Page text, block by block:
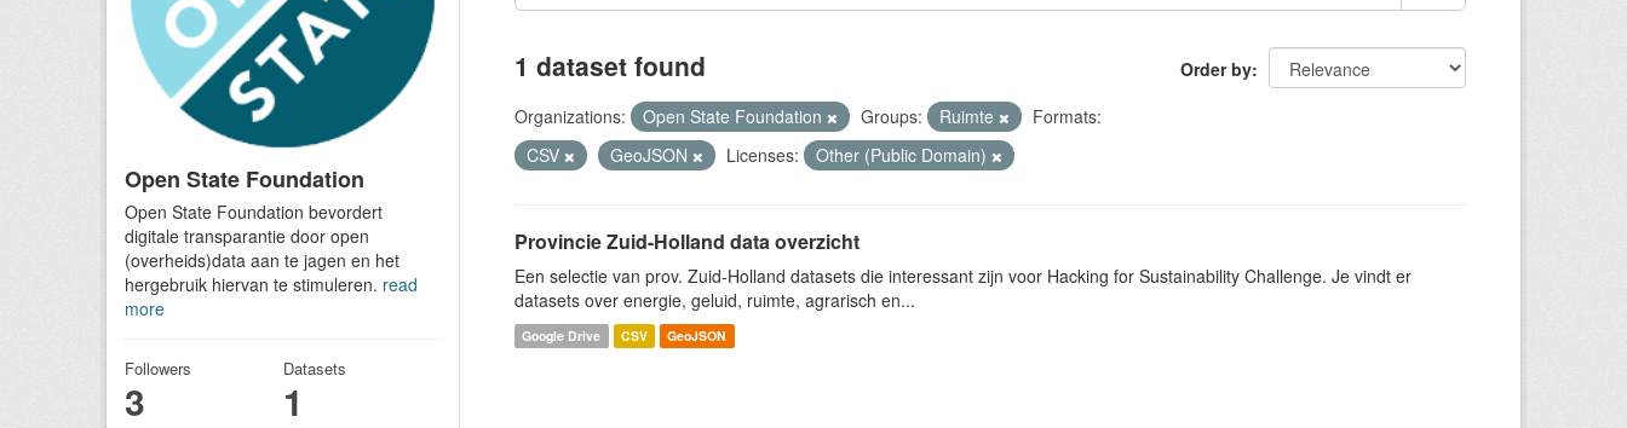
Open State Foundation
Open State Foundation bevordert
digitale transparantie door open
(overheids)data aan te jagen en het
hergebruik hiervan te stimuleren. read
more
Followers
3
Datasets
1
Order by
1 dataset found
Organizations: Open State Foundation Groups: Ruimte
Formats:
CSV
GeoJSON Licenses: Other (Public Domain)
Provincie Zuid-Holland data overzicht
Een selectie van prov. Zuid-Holland datasets die interessant zijn voor Hacking for Sustainability Challenge. Je vindt er
datasets over energie, geluid, ruimte, agrarisch en...
Google Drive CSV GeoJSON